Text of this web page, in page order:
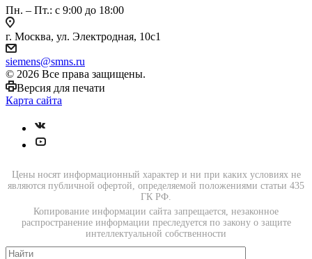
Пн. – Пт.: с 9:00 до 18:00
г. Москва, ул. Электродная, 10с1
siemens@smns.ru
© 2026 Все права защищены.
Версия для печати
Карта сайта
Цены носят информационный характер и ни при каких условиях не
являются публичной офертой, определяемой положениями статьи 435
ГК РФ.
Копирование информации сайта запрещается, незаконное
распространение информации преследуется по закону о защите
интеллектуальной собственности